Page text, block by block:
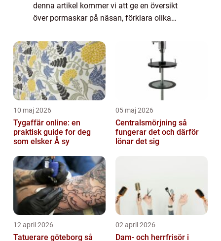
denna artikel kommer vi att ge en översikt
över pormaskar på näsan, förklara olika
mätningar och utforska deras historiska
genomg...
10 maj 2026
Tygaffär online: en
praktisk guide for deg
som elsker Å sy
05 maj 2026
Centralsmörjning så
fungerar det och därför
lönar det sig
12 april 2026
Tatuerare göteborg så
02 april 2026
Dam- och herrfrisör i